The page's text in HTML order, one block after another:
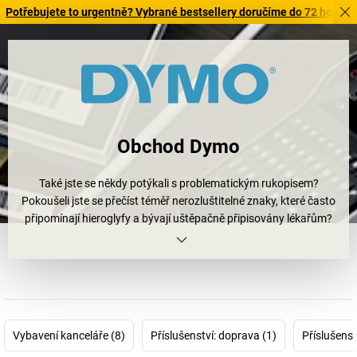
to urgentně? Vybrané bestsellery doručíme do 72 hodin.
Obchod Dymo
Také jste se někdy potýkali s problematickým rukopisem?
Pokoušeli jste se přečíst téměř nerozluštitelné znaky, které často
připomínají hieroglyfy a bývají uštěpačně připisovány lékařům?
Někdy nám jde při snaze o jejich přečtení hlava kolem… avšak nyní
Objevte inteligentnípopisovací přístroj Dymos provozem na
baterie s integrovanou klávesnicí, LCD displeji, četnými
Vybavení kanceláře (8) Příslušenství: doprava (1)